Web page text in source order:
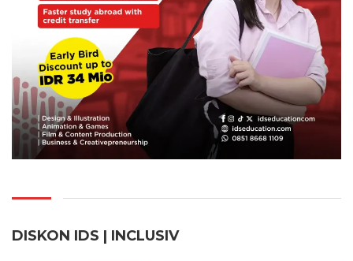
DISKON IDS | INCLUSIV